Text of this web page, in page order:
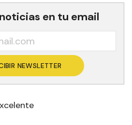
en tu email
NEWSLETTER